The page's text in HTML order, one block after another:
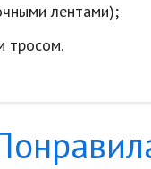
лентами);
тросом.